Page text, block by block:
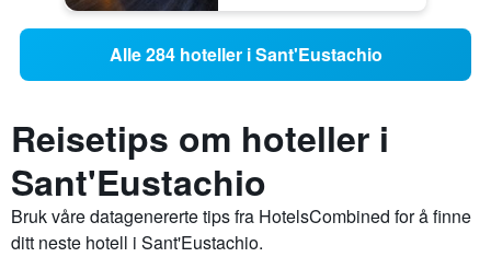
Alle 284 hoteller i Sant'Eustachio
Reisetips om hoteller i
Sant'Eustachio
Bruk våre datagenererte tips fra HotelsCombined for å finne
ditt neste hotell i Sant'Eustachio.